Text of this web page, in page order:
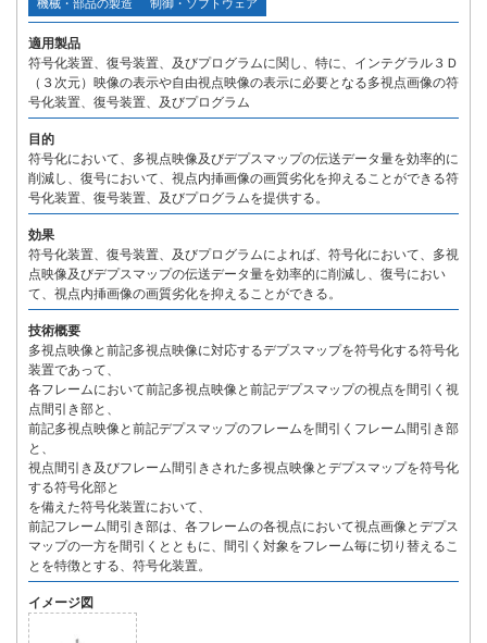
機械・部品の製造 制御・ソフトウェア
適用製品
符号化装置、復号装置、及びプログラムに関し、特に、インテグラル３Ｄ
（３次元）映像の表示や自由視点映像の表示に必要となる多視点画像の符
号化装置、復号装置、及びプログラム
目的
符号化において、多視点映像及びデプスマップの伝送データ量を効率的に
削減し、復号において、視点内挿画像の画質劣化を抑えることができる符
号化装置、復号装置、及びプログラムを提供する。
効果
符号化装置、復号装置、及びプログラムによれば、符号化において、多視
点映像及びデプスマップの伝送データ量を効率的に削減し、復号におい
て、視点内挿画像の画質劣化を抑えることができる。
技術概要
多視点映像と前記多視点映像に対応するデプスマップを符号化する符号化
装置であって、
各フレームにおいて前記多視点映像と前記デプスマップの視点を間引く視
点間引き部と、
前記多視点映像と前記デプスマップのフレームを間引くフレーム間引き部
と、
視点間引き及びフレーム間引きされた多視点映像とデプスマップを符号化
する符号化部と
を備えた符号化装置において、
前記フレーム間引き部は、各フレームの各視点において視点画像とデプス
マップの一方を間引くとともに、間引く対象をフレーム毎に切り替えるこ
とを特徴とする、符号化装置。
イメージ図